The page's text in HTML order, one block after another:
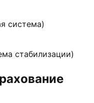
система)
стабилизации)